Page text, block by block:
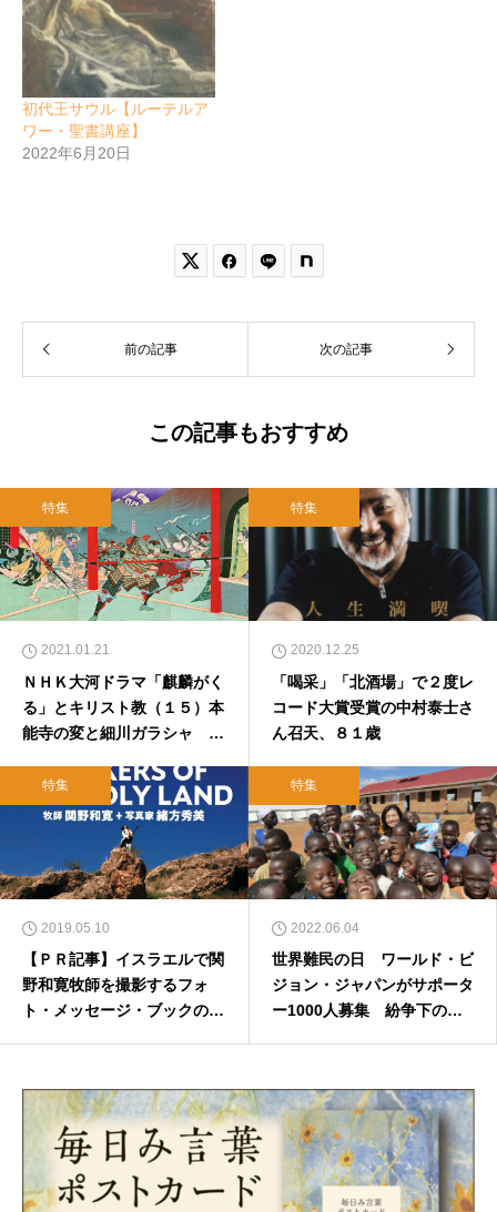
初代王サウル【ルーテルア
ワー・聖書講座】
2022年6月20日
 
前の記事 次の記事
この記事もおすすめ
特集
2021.01.21
ＮＨＫ大河ドラマ「麒麟がく
る」とキリスト教（１５）本
能寺の変と細川ガラシャ 前
特集
2020.12.25
「喝采」「北酒場」で２度レ
コード大賞受賞の中村泰士さ
ん召天、８１歳
特集
2019.05.10
【ＰＲ記事】イスラエルで関
野和寛牧師を撮影するフォ
ト・メッセージ・ブックのた
特集
2022.06.04
世界難民の日 ワールド・ビ
ジョン・ジャパンがサポータ
ー1000人募集 紛争下の子